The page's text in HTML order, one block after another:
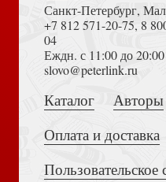
Достоевский Ф.М.
Санкт-Петербург,
+7 812 571-20-75, 8
04
Еждн. с 11:00 до
slovo@peterlink.ru
Каталог
Авторы
Оплата и доставка
Пользовательское